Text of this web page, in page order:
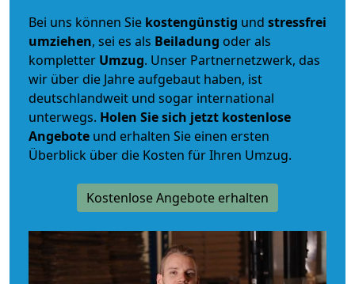
Bei uns können Sie kostengünstig und stressfrei
umziehen, sei es als Beiladung oder als
kompletter Umzug. Unser Partnernetzwerk, das
wir über die Jahre aufgebaut haben, ist
deutschlandweit und sogar international
unterwegs. Holen Sie sich jetzt kostenlose
Angebote und erhalten Sie einen ersten
Überblick über die Kosten für Ihren Umzug.
Kostenlose Angebote erhalten